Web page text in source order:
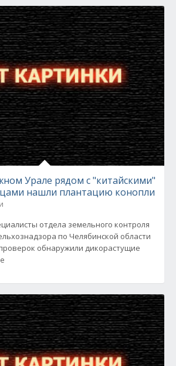
Урале рядом с "китайскими"
нашли плантацию конопли
отдела земельного контроля
по Челябинской области
обнаружили дикорастущие